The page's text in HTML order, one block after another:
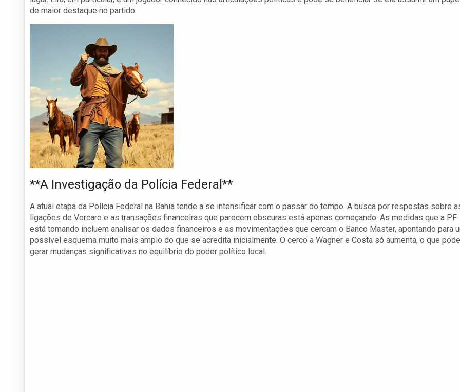
de maior destaque no partido.
**A Investigação da Polícia Federal**
A atual etapa da Polícia Federal na Bahia tende a se intensificar com o passar do tempo. A busca por respostas sobre
ligações de Vorcaro e as transações financeiras que parecem obscuras está apenas começando. As medidas que a PF
está tomando incluem analisar os dados financeiros e as movimentações que cercam o Banco Master, apontando para
possível esquema muito mais amplo do que se acredita inicialmente. O cerco a Wagner e Costa só aumenta, o que pode
gerar mudanças significativas no equilíbrio do poder político local.